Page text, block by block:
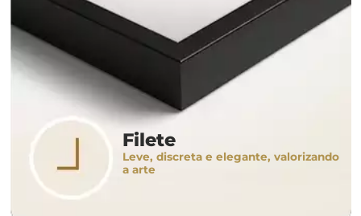
Filete
Leve, discreta e elegante, valorizando
a arte